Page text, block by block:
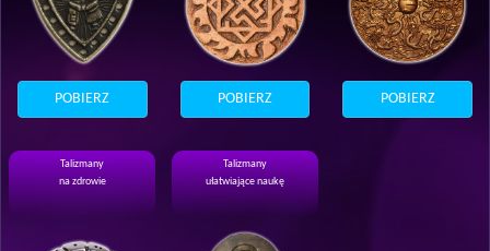
POBIERZ POBIERZ POBIERZ
Talizmany
na zdrowie
Talizmany
ułatwiające naukę